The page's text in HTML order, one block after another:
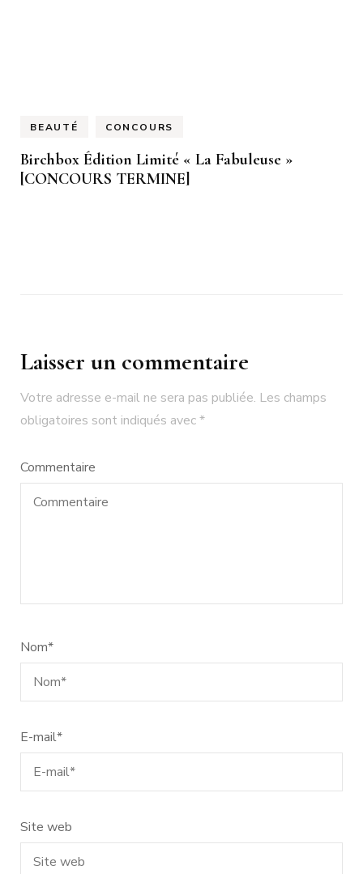
BEAUTÉ CONCOURS
Birchbox Édition Limité « La Fabuleuse »
[CONCOURS TERMINE]
Laisser un commentaire
Votre adresse e-mail ne sera pas publiée. Les champs
obligatoires sont indiqués avec*
Commentaire
Nom*
E-mail*
Site web